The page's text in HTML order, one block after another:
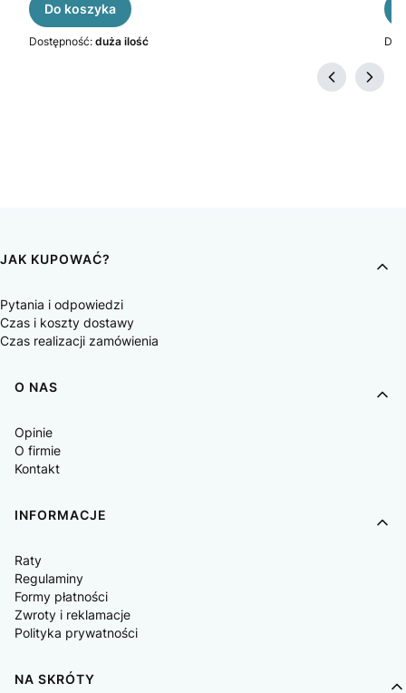
Do koszyka
Dostępność: duża ilość
JAK KUPOWAĆ?
Pytania i odpowiedzi
Czas i koszty dostawy
Czas realizacji zamówienia
O NAS
Opinie
O firmie
Kontakt
INFORMACJE
Raty
Regulaminy
Formy płatności
Zwroty i reklamacje
Polityka prywatności
NA SKRÓTY